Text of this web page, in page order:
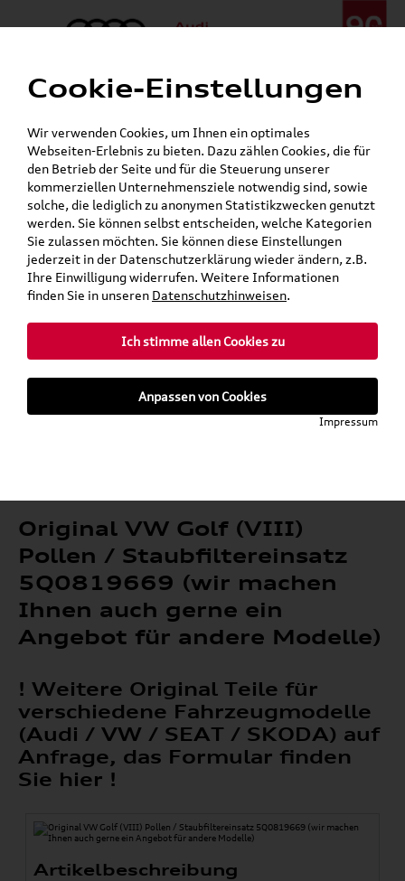
Menü
24h-Pannenhilfe:+49 (0)171 / 870 72 87
Gerade geschlossen
Verkauf:
Mo. - Fr. 08:00 - 19:00 Uhr Sa. 09:00 - 13:00 Uhr
Service:Mo. - Fr. 06:00 - 20:00 Uhr Sa. 08:00 - 13:00 Uhr
teilen Twitter Instagram WhatsApp E-Mail
» »
»
Original VW Golf (VIII)
Pollen / Staubfiltereinsatz
5Q0819669 (wir machen
Ihnen auch gerne ein
Angebot für andere Modelle)
! Weitere Original Teile für
verschiedene Fahrzeugmodelle
(Audi / VW / SEAT / SKODA) auf
Anfrage, das Formular finden
Sie hier !
Artikelbeschreibung
Cookie-Einstellungen
Wir verwenden Cookies, um Ihnen ein optimales
Webseiten-Erlebnis zu bieten. Dazu zählen Cookies, die für
den Betrieb der Seite und für die Steuerung unserer
kommerziellen Unternehmensziele notwendig sind, sowie
solche, die lediglich zu anonymen Statistikzwecken genutzt
werden. Sie können selbst entscheiden, welche Kategorien
Sie zulassen möchten. Sie können diese Einstellungen
jederzeit in der Datenschutzerklärung wieder ändern, z.B.
Ihre Einwilligung widerrufen. Weitere Informationen
finden Sie in unseren Datenschutzhinweisen.
Ich stimme allen Cookies zu
Anpassen von Cookies
Impressum